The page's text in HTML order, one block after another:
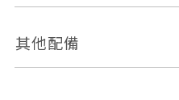
感應頭燈
其他配備